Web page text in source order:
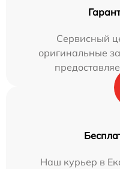
Сервисный
оригинальные
Наш курьер в